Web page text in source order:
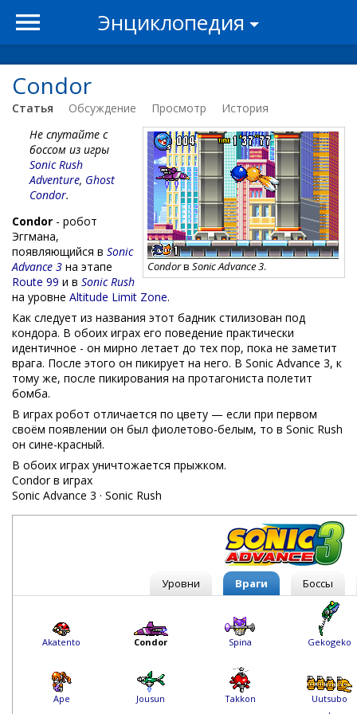
Энциклопедия
Condor
Статья Обсуждение Просмотр История
Condorв Sonic Advance 3.
Не спутайте с
боссом из игры
Sonic Rush
Adventure, Ghost
Condor.
Condor - робот
Эггмана,
появляющийся в Sonic
Advance 3 на этапе
Route 99 и в Sonic Rush
на уровне Altitude Limit Zone.
Как следует из названия этот бадник стилизован под
кондора. В обоих играх его поведение практически
идентичное - он мирно летает до тех пор, пока не заметит
врага. После этого он пикирует на него. В Sonic Advance 3, к
тому же, после пикирования на протагониста полетит
бомба.
В играх робот отличается по цвету — если при первом
своём появлении он был фиолетово-белым, то в Sonic Rush
он сине-красный.
В обоих играх уничтожается прыжком.
Condor в играх
Sonic Advance 3 · Sonic Rush
Уровни Враги Боссы
Akatento Condor Spina Gekogeko
Ape Jousun Takkon Uutsubo